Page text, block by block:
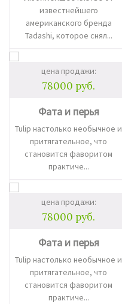
известнейшего
американского бренда
Tadashi, которое снял...
цена продажи:
78000 руб.
Фата и перья
Tulip настолько необычное и
притягательное, что
становится фаворитом
практиче...
цена продажи:
78000 руб.
Фата и перья
Tulip настолько необычное и
притягательное, что
становится фаворитом
практиче...